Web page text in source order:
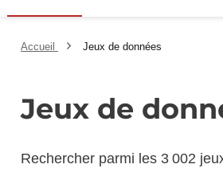
Accueil Jeux de données
Jeux de
Rechercher parmi les 3 002